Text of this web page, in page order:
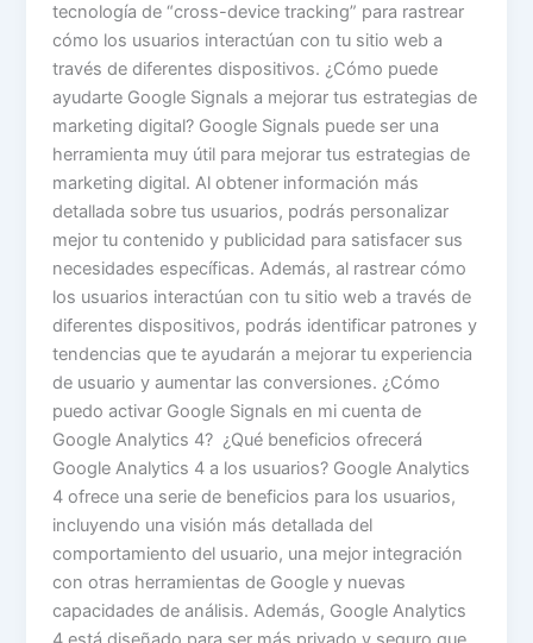
tecnología de “cross-device tracking” para rastrear
cómo los usuarios interactúan con tu sitio web a
través de diferentes dispositivos. ¿Cómo puede
ayudarte Google Signals a mejorar tus estrategias de
marketing digital? Google Signals puede ser una
herramienta muy útil para mejorar tus estrategias de
marketing digital. Al obtener información más
detallada sobre tus usuarios, podrás personalizar
mejor tu contenido y publicidad para satisfacer sus
necesidades específicas. Además, al rastrear cómo
los usuarios interactúan con tu sitio web a través de
diferentes dispositivos, podrás identificar patrones y
tendencias que te ayudarán a mejorar tu experiencia
de usuario y aumentar las conversiones. ¿Cómo
puedo activar Google Signals en mi cuenta de
Google Analytics 4? ¿Qué beneficios ofrecerá
Google Analytics 4 a los usuarios? Google Analytics
4 ofrece una serie de beneficios para los usuarios,
incluyendo una visión más detallada del
comportamiento del usuario, una mejor integración
con otras herramientas de Google y nuevas
capacidades de análisis. Además, Google Analytics